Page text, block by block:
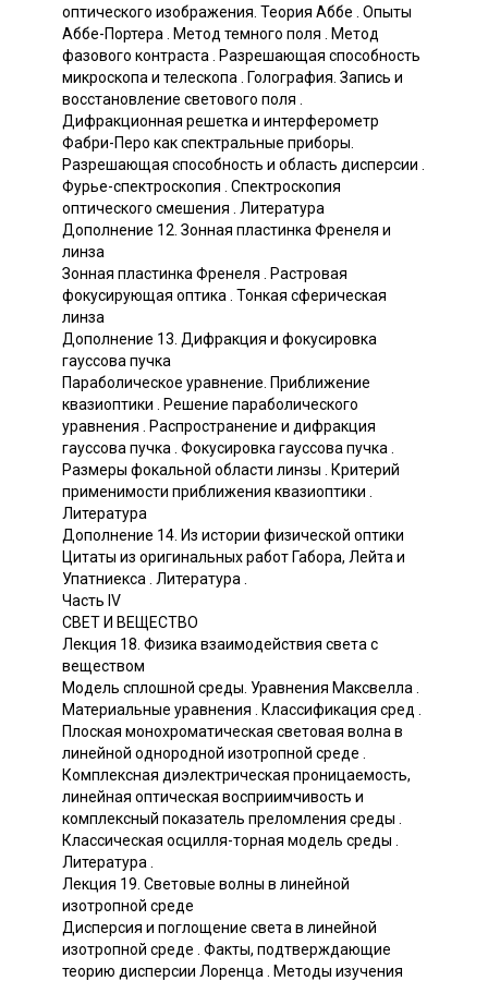
оптического изображения. Теория Аббе . Опыты
Аббе-Портера . Метод темного поля . Метод
фазового контраста . Разрешающая способность
микроскопа и телескопа . Голография. Запись и
восстановление светового поля .
Дифракционная решетка и интерферометр
Фабри-Перо как спектральные приборы.
Разрешающая способность и область дисперсии .
Фурье-спектроскопия . Спектроскопия
оптического смешения . Литература
Дополнение 12. Зонная пластинка Френеля и
линза
Зонная пластинка Френеля . Растровая
фокусирующая оптика . Тонкая сферическая
линза
Дополнение 13. Дифракция и фокусировка
гауссова пучка
Параболическое уравнение. Приближение
квазиоптики . Решение параболического
уравнения . Распространение и дифракция
гауссова пучка . Фокусировка гауссова пучка .
Размеры фокальной области линзы . Критерий
применимости приближения квазиоптики .
Литература
Дополнение 14. Из истории физической оптики
Цитаты из оригинальных работ Габора, Лейта и
Упатниекса . Литература .
Часть IV
СВЕТ И ВЕЩЕСТВО
Лекция 18. Физика взаимодействия света с
веществом
Модель сплошной среды. Уравнения Максвелла .
Материальные уравнения . Классификация сред .
Плоская монохроматическая световая волна в
линейной однородной изотропной среде .
Комплексная диэлектрическая проницаемость,
линейная оптическая восприимчивость и
комплексный показатель преломления среды .
Классическая осцилля-торная модель среды .
Литература .
Лекция 19. Световые волны в линейной
изотропной среде
Дисперсия и поглощение света в линейной
изотропной среде . Факты, подтверждающие
теорию дисперсии Лоренца . Методы изучения